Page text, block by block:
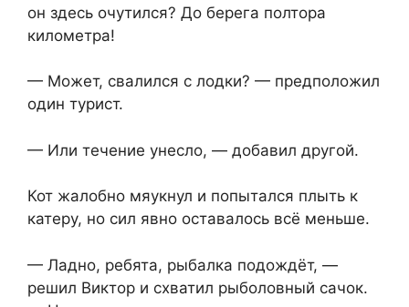
он здесь очутился? До берега полтора
километра!
— Может, свалился с лодки? — предположил
один турист.
— Или течение унесло, — добавил другой.
Кот жалобно мяукнул и попытался плыть к
катеру, но сил явно оставалось всё меньше.
— Ладно, ребята, рыбалка подождёт, —
решил Виктор и схватил рыболовный сачок.